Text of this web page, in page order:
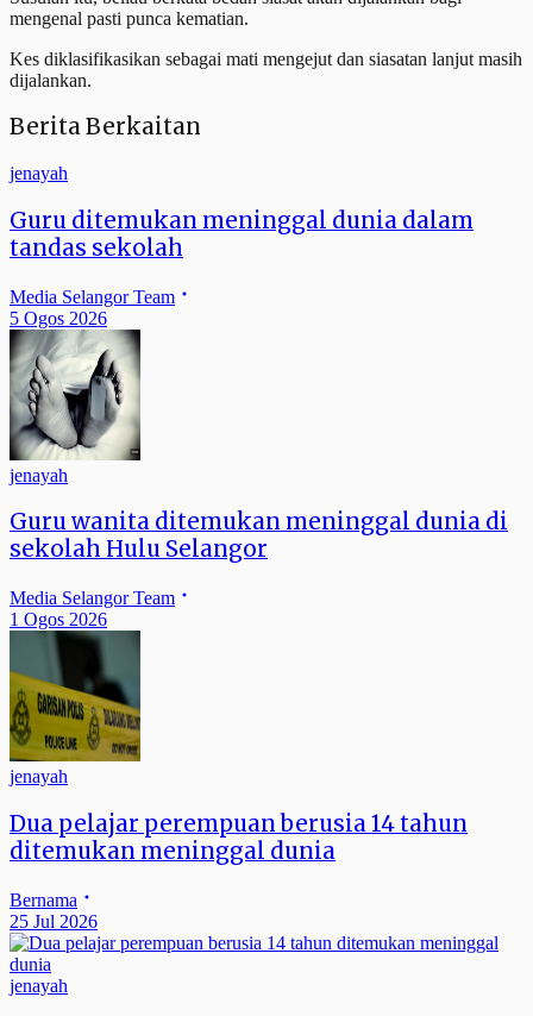
mengenal pasti punca kematian.
Kes diklasifikasikan sebagai mati mengejut dan siasatan lanjut masih
dijalankan.
Berita Berkaitan
jenayah
Guru ditemukan meninggal dunia dalam
tandas sekolah
Media Selangor Team
5 Ogos 2026
jenayah
Guru wanita ditemukan meninggal dunia di
sekolah Hulu Selangor
Media Selangor Team
1 Ogos 2026
jenayah
Dua pelajar perempuan berusia 14 tahun
ditemukan meninggal dunia
Bernama
25 Jul 2026
jenayah